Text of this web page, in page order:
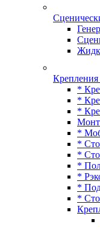
Крепления
*
*
*
*
*
*
*
*
*
*